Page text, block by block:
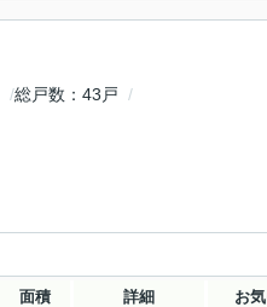
総戸数
43戸
面積 詳細 お